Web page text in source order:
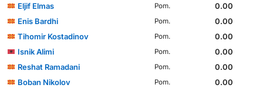
Eljif Elmas Pom.
0.00
Enis Bardhi
Pom.
0.00
Tihomir Kostadinov
Pom.
0.00
Isnik Alimi
Pom.
0.00
Reshat Ramadani
Pom.
0.00
Boban Nikolov
Pom.
0.00